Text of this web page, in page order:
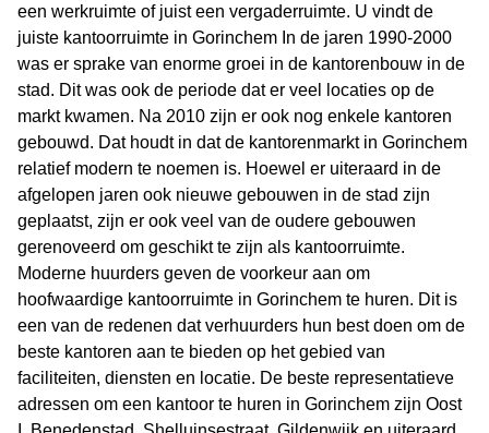
een werkruimte of juist een vergaderruimte. U vindt de
juiste kantoorruimte in Gorinchem In de jaren 1990-2000
was er sprake van enorme groei in de kantorenbouw in de
stad. Dit was ook de periode dat er veel locaties op de
markt kwamen. Na 2010 zijn er ook nog enkele kantoren
gebouwd. Dat houdt in dat de kantorenmarkt in Gorinchem
relatief modern te noemen is. Hoewel er uiteraard in de
afgelopen jaren ook nieuwe gebouwen in de stad zijn
geplaatst, zijn er ook veel van de oudere gebouwen
gerenoveerd om geschikt te zijn als kantoorruimte.
Moderne huurders geven de voorkeur aan om
hoofwaardige kantoorruimte in Gorinchem te huren. Dit is
een van de redenen dat verhuurders hun best doen om de
beste kantoren aan te bieden op het gebied van
faciliteiten, diensten en locatie. De beste representatieve
adressen om een kantoor te huren in Gorinchem zijn Oost